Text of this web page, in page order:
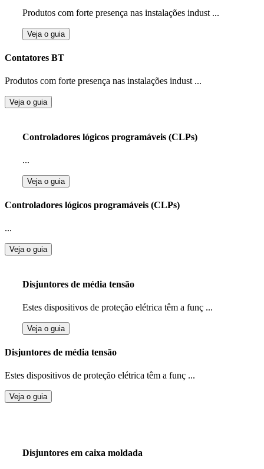
Produtos com forte presença nas instalações indust ...
Veja o guia
Contatores BT
Produtos com forte presença nas instalações indust ...
Veja o guia
Controladores lógicos programáveis (CLPs)
...
Veja o guia
Controladores lógicos programáveis (CLPs)
...
Veja o guia
Disjuntores de média tensão
Estes dispositivos de proteção elétrica têm a funç ...
Veja o guia
Disjuntores de média tensão
Estes dispositivos de proteção elétrica têm a funç ...
Veja o guia
Disjuntores em caixa moldada